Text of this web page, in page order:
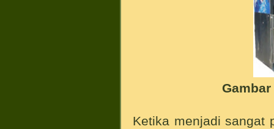
Ketika menjadi sangat